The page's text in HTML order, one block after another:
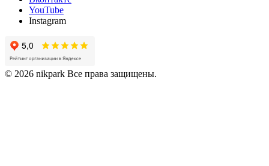
YouTube
Instagram
© 2026 nikpark Все права защищены.